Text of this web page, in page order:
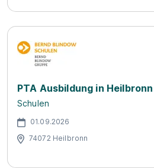
PTA Ausbildung in Heilbronn
Schulen
01.09.2026
74072 Heilbronn